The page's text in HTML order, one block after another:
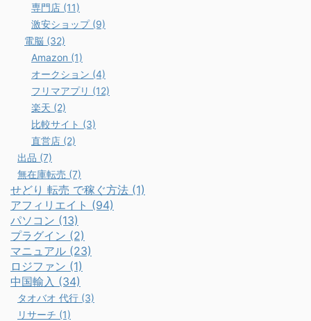
専門店 (11)
激安ショップ (9)
電脳 (32)
Amazon (1)
オークション (4)
フリマアプリ (12)
楽天 (2)
比較サイト (3)
直営店 (2)
出品 (7)
無在庫転売 (7)
せどり 転売 で稼ぐ方法 (1)
アフィリエイト (94)
パソコン (13)
プラグイン (2)
マニュアル (23)
ロジファン (1)
中国輸入 (34)
タオバオ 代行 (3)
リサーチ (1)